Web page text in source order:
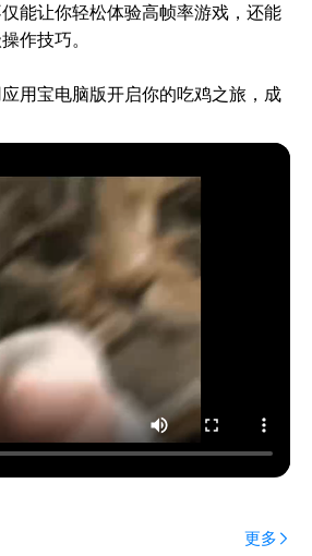
能让你轻松体验高帧率游戏，还能
作技巧。
用宝电脑版开启你的吃鸡之旅，成
更多